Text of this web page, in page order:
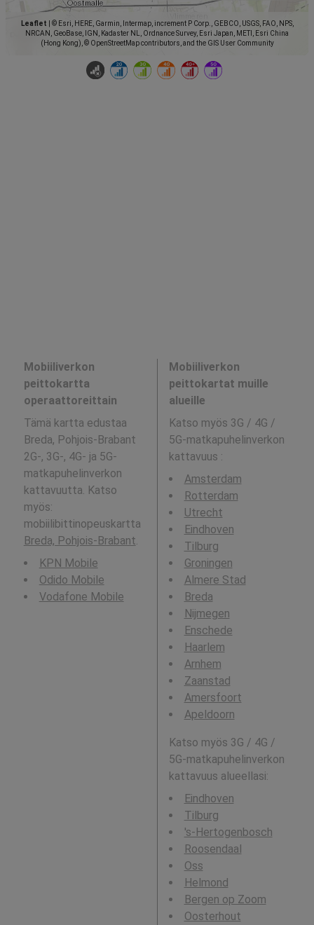
Leaflet
© Esri, HERE, Garmin, Intermap, increment P Corp., GEBCO, USGS, FAO, NPS,
NRCAN, GeoBase, IGN, Kadaster NL, Ordnance Survey, Esri Japan, METI, Esri China
(Hong Kong), © OpenStreetMap contributors, and the GIS User Community
Mobiiliverkon
peittokartta
operaattoreittain
Tämä kartta edustaa
Breda, Pohjois-Brabant
2G-, 3G-, 4G- ja 5G-
matkapuhelinverkon
kattavuutta. Katso
myös:
mobiilibittinopeuskartta
Breda, Pohjois-Brabant
KPN Mobile
Odido Mobile
Vodafone Mobile
Mobiiliverkon
peittokartat muille
alueille
Katso myös 3G / 4G /
5G-matkapuhelinverkon
kattavuus :
Amsterdam
Rotterdam
Utrecht
Eindhoven
Tilburg
Groningen
Almere Stad
Breda
Nijmegen
Enschede
Haarlem
Arnhem
Zaanstad
Amersfoort
Apeldoorn
Katso myös 3G / 4G /
5G-matkapuhelinverkon
kattavuus alueellasi:
Eindhoven
Tilburg
's-Hertogenbosch
Roosendaal
Oss
Helmond
Bergen op Zoom
Oosterhout